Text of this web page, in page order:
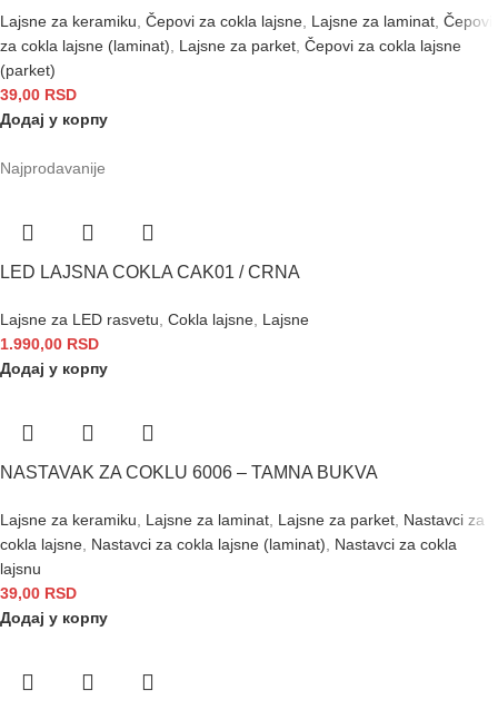
Lajsne za keramiku Čepovi za cokla lajsne Lajsne za laminat Čepovi
za cokla lajsne (laminat)
Lajsne za parket Čepovi za cokla lajsne
(parket)
39,00 RSD
Додај у корпу
Najprodavanije
LED LAJSNA COKLA CAK01 / CRNA
Lajsne za LED rasvetu Cokla lajsne Lajsne
1.990,00 RSD
Додај у корпу
NASTAVAK ZA COKLU 6006 – TAMNA BUKVA
Lajsne za keramiku Lajsne za laminat Lajsne za parket Nastavci za
cokla lajsne Nastavci za cokla lajsne (laminat)
Nastavci za cokla
lajsnu
39,00 RSD
Додај у корпу